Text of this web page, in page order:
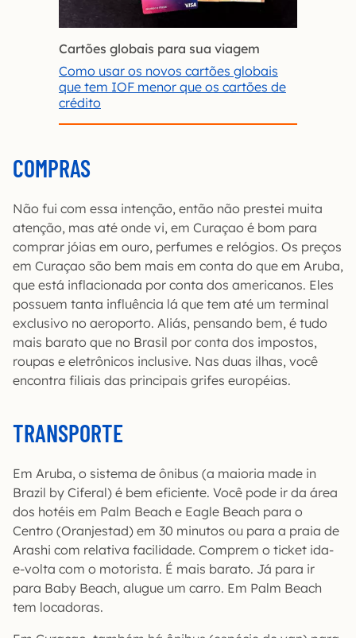
Cartões globais para sua viagem
Como usar os novos cartões globais
que tem IOF menor que os cartões de
crédito
COMPRAS
Não fui com essa intenção, então não prestei muita
atenção, mas até onde vi, em Curaçao é bom para
comprar jóias em ouro, perfumes e relógios. Os preços
em Curaçao são bem mais em conta do que em Aruba,
que está inflacionada por conta dos americanos. Eles
possuem tanta influência lá que tem até um terminal
exclusivo no aeroporto. Aliás, pensando bem, é tudo
mais barato que no Brasil por conta dos impostos,
roupas e eletrônicos inclusive. Nas duas ilhas, você
encontra filiais das principais grifes européias.
TRANSPORTE
Em Aruba, o sistema de ônibus (a maioria made in
Brazil by Ciferal) é bem eficiente. Você pode ir da área
dos hotéis em Palm Beach e Eagle Beach para o
Centro (Oranjestad) em 30 minutos ou para a praia de
Arashi com relativa facilidade. Comprem o ticket ida-
e-volta com o motorista. É mais barato. Já para ir
para Baby Beach, alugue um carro. Em Palm Beach
tem locadoras.